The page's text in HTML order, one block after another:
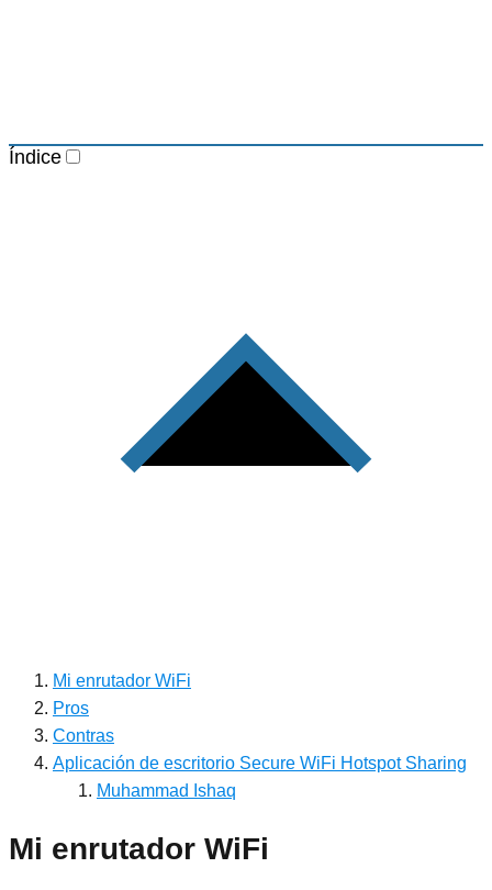
Índice
Mi enrutador WiFi
Pros
Contras
Aplicación de escritorio Secure WiFi Hotspot Sharing
Muhammad Ishaq
Mi enrutador WiFi